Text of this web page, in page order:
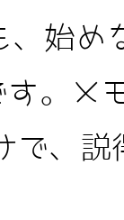
、始め
す。
で、説